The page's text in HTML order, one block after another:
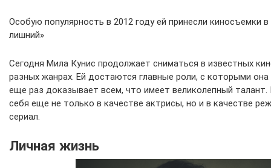
Особую популярность в 2012 году ей принесли киносъемки
лишний»
Сегодня Мила Кунис продолжает сниматься в известных
разных жанрах. Ей достаются главные роли, с которыми она
еще раз доказывает всем, что имеет великолепный талант.
себя еще не только в качестве актрисы, но и в качестве
сериал.
Личная жизнь